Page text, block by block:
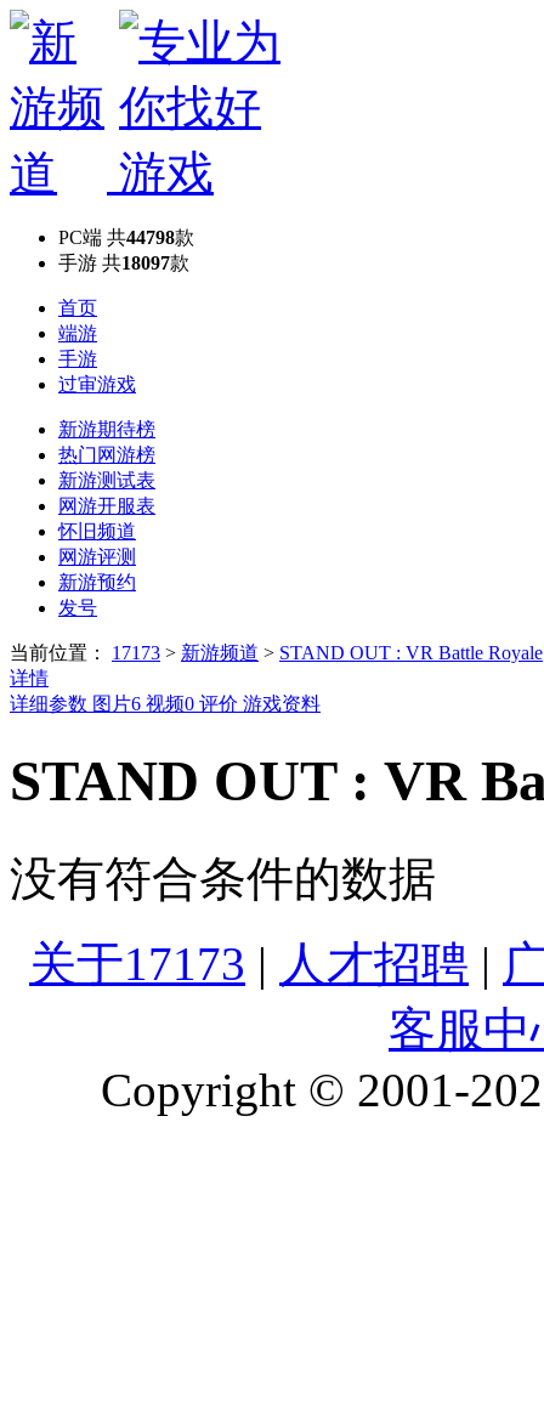
PC端 共44798款
手游 共18097款
首页
端游
手游
过审游戏
新游期待榜
热门网游榜
新游测试表
网游开服表
怀旧频道
网游评测
新游预约
发号
当前位置： 17173 > 新游频道 > STAND OUT : VR Battle Royale
详情
详细参数 图片6 视频0 评价 游戏资料
STAND OUT : VR
没有符合条件的数据
关于17173 | 人才招聘 |
客服中
Copyright © 2001-